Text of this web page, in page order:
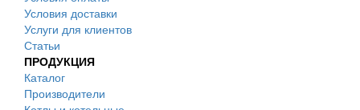
Условия доставки
Услуги для клиентов
Статьи
ПРОДУКЦИЯ
Каталог
Производители